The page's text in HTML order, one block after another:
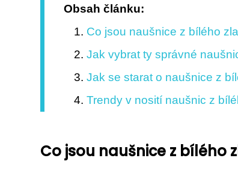
Obsah článku:
Co jsou naušnice z bílého
Jak vybrat ty správné
Jak se starat o naušnice z
Trendy v nosití naušnic z
Co jsou naušnice z